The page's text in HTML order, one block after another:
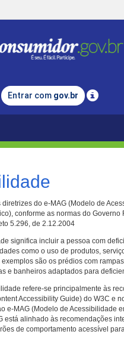
Comunica BR
Legislação
Entrar com gov.br
diretrizes do e-MAG (Modelo de
conforme as normas do Governo
5.296, de 2.12.2004
significa incluir a pessoa com
como o uso de produtos,
são os prédios com
e banheiros adaptados para
refere-se principalmente às
Accessibility Guide) do W3C e
e-MAG (Modelo de Acessibilidade
está alinhado às recomendações
de comportamento acessível